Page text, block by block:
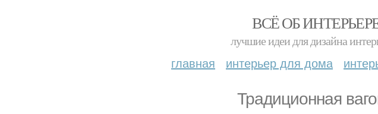
ВСЁ ОБ
лучшие идеи для дизайна
главная интерьер для дома
Традиционная